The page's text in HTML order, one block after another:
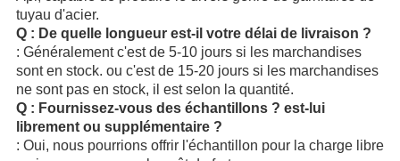
tuyau d'acier.
Q : De quelle longueur est-il votre délai de livraison ?
: Généralement c'est de 5-10 jours si les marchandises
sont en stock. ou c'est de 15-20 jours si les marchandises
ne sont pas en stock, il est selon la quantité.
Q : Fournissez-vous des échantillons ? est-lui
librement ou supplémentaire ?
: Oui, nous pourrions offrir l'échantillon pour la charge libre